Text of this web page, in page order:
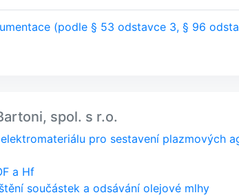
(podle § 53 odstavce 3, § 96
spol. s r.o.
pro sestavení plazmových
a Hf
součástek a odsávání olejové mlhy